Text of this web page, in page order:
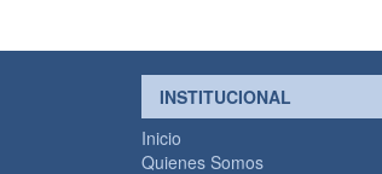
INSTITUCIONAL
Inicio
Quienes Somos